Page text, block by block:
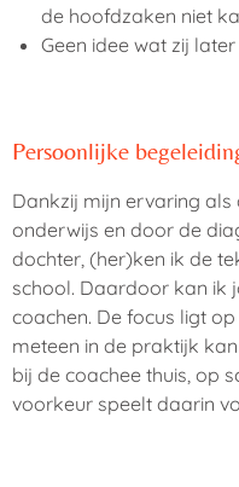
de hoofdzaken niet
Geen idee wat zij
Persoonlijke
Dankzij mijn ervaring
onderwijs en door de
dochter, (her)ken ik de
school. Daardoor kan ik
coachen. De focus ligt op
meteen in de praktijk
bij de coachee thuis, op
voorkeur speelt daarin